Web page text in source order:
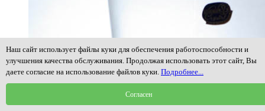
Наш сайт использует файлы куки для обеспечения работоспособности и
улучшения качества обслуживания. Продолжая использовать этот сайт, Вы
даете согласие на использование файлов куки. Подробнее...
Согласен